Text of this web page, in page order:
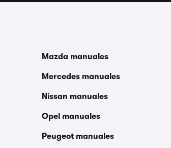
Mazda manuales
Mercedes manuales
Nissan manuales
Opel manuales
Peugeot manuales